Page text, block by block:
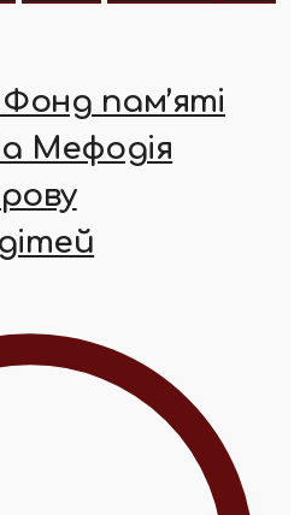
пам’яті
Мефодія